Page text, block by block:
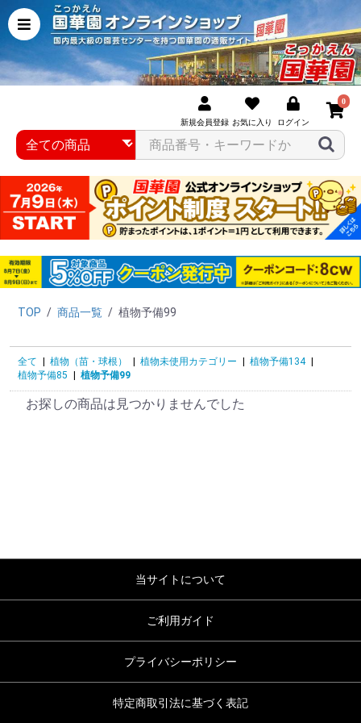
新規会員登録 お気に入り ログイン
0
TOP / 商品一覧 / 植物予備99
全て | 植物（苗・球根） | 植物未使用カテゴリー | 植物予備134 |
植物予備85 | 植物予備99
お探しの商品は見つかりませんでした
当サイトについて
ご利用ガイド
プライバシーポリシー
特定商取引法に基づく表記